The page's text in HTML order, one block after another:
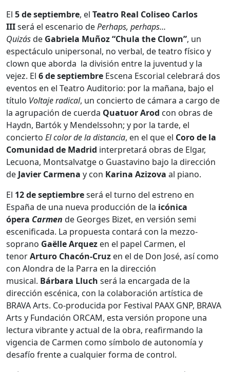
El 5 de septiembre, el Teatro Real Coliseo Carlos
IIIserá el escenario dePerhaps, perhaps…
Quizásde Gabriela Muñoz “Chula the Clown”, un
espectáculo unipersonal, no verbal, de teatro físico y
clown que aborda la división entre la juventud y la
vejez. El 6 de septiembre Escena Escorial celebrará dos
eventos en el Teatro Auditorio: por la mañana, bajo el
título Voltaje radical, un concierto de cámara a cargo de
la agrupación de cuerda Quatuor Arod con obras de
Haydn, Bartók y Mendelssohn; y por la tarde, el
concierto El color de la distancia, en el que el Coro de la
Comunidad de Madrid interpretará obras de Elgar,
Lecuona, Montsalvatge o Guastavino bajo la dirección
de Javier Carmena y con Karina Azizova al piano.
El 12 de septiembreserá el turno del estreno en
España de una nueva producción de la icónica
ópera Carmen de Georges Bizet, en versión semi
escenificada. La propuesta contará con la mezzo-
soprano Gaëlle Arquez en el papel Carmen, el
tenorArturo Chacón-Cruz en el de Don José, así como
con Alondra de la Parra en la dirección
musical. Bárbara Lluch será la encargada de la
dirección escénica, con la colaboración artística de
BRAVA Arts. Co-producida por Festival PAAX GNP, BRAVA
Arts y Fundación ORCAM, esta versión propone una
lectura vibrante y actual de la obra, reafirmando la
vigencia de Carmen como símbolo de autonomía y
desafío frente a cualquier forma de control.